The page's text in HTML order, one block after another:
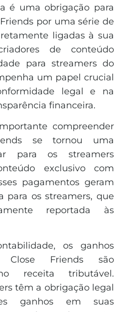
é uma obrigação para
por uma série de
ligadas à sua
de conteúdo
para streamers do
um papel crucial
legal e na
financeira.
compreender
se tornou uma
para os streamers
exclusivo com
pagamentos geram
para os streamers, que
reportada às
os ganhos
Close Friends são
receita tributável.
têm a obrigação legal
ganhos em suas